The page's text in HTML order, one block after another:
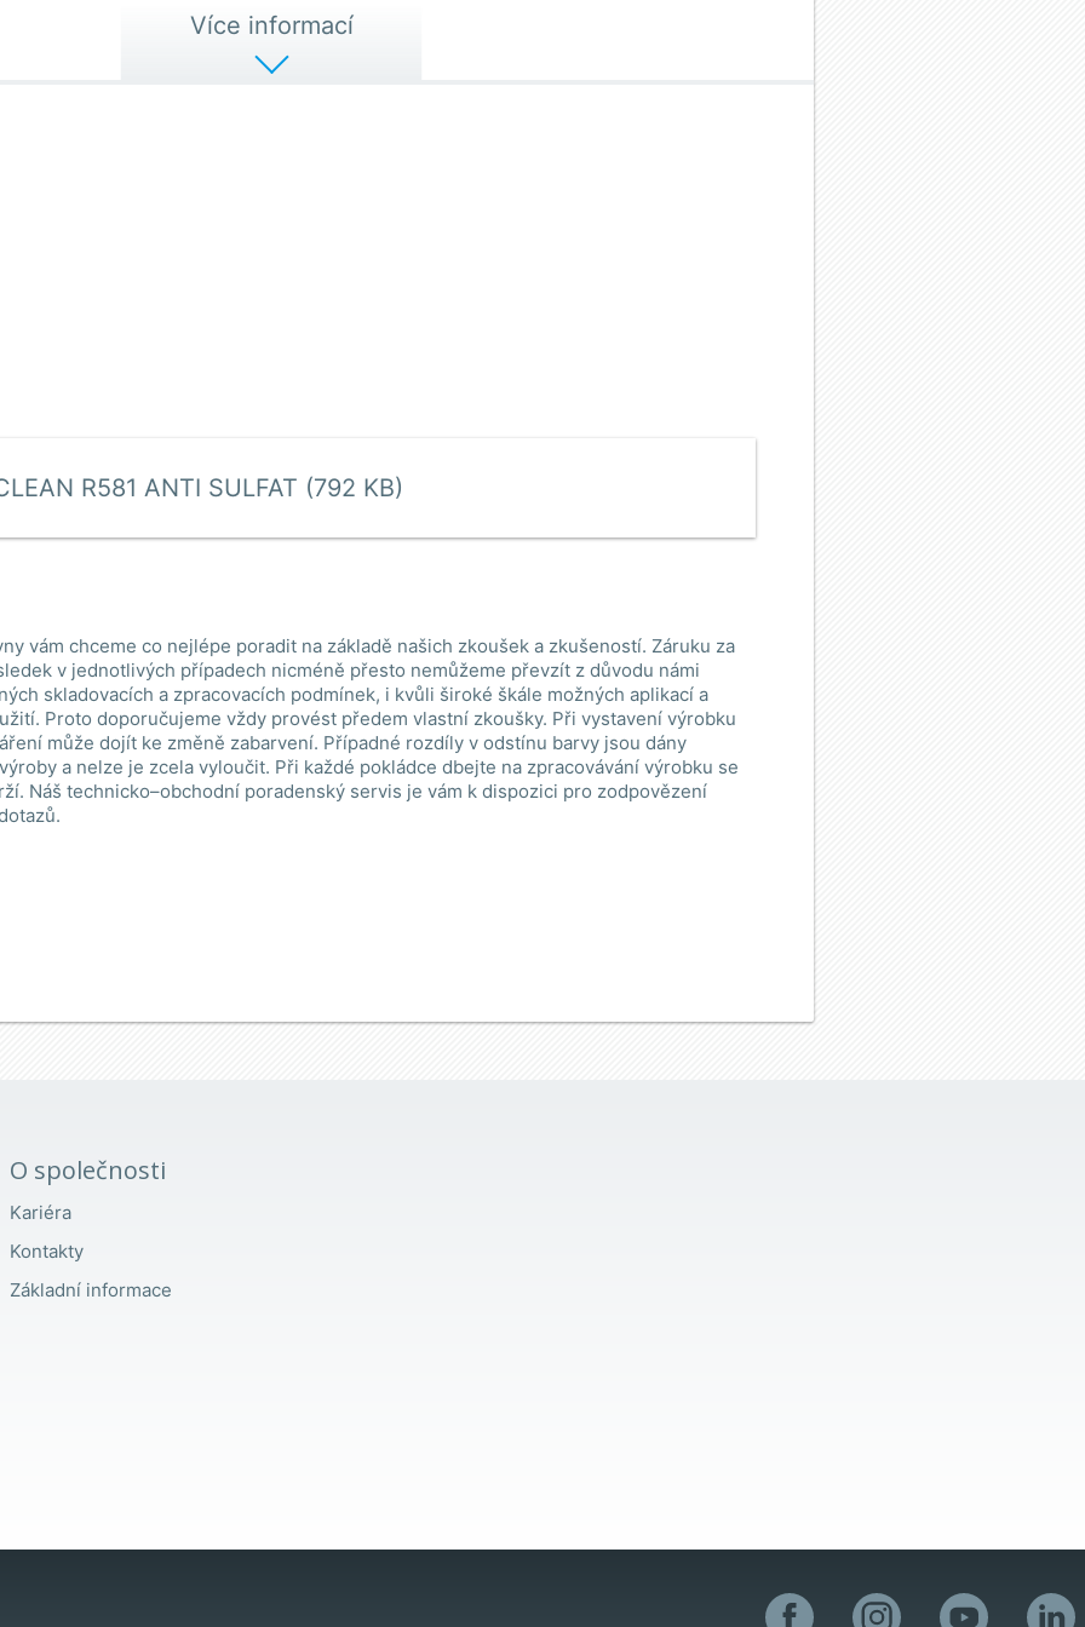
Více informací
R581 ANTI SULFAT (792 KB)
vám chceme co nejlépe poradit na základě našich zkoušek a zkušeností. Záruku za
v jednotlivých případech nicméně přesto nemůžeme převzít z důvodu námi
skladovacích a zpracovacích podmínek, i kvůli široké škále možných aplikací a
Proto doporučujeme vždy provést předem vlastní zkoušky. Při vystavení výrobku
může dojít ke změně zabarvení. Případné rozdíly v odstínu barvy jsou dány
a nelze je zcela vyloučit. Při každé pokládce dbejte na zpracovávání výrobku se
Náš technicko–obchodní poradenský servis je vám k dispozici pro zodpovězení
O společnosti
Kariéra
Kontakty
Základní informace